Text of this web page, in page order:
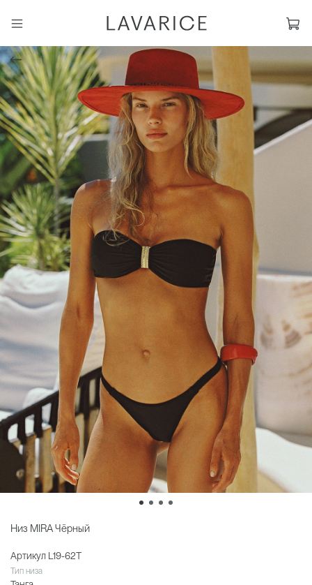
Низ MIRA Чёрный
Тип низа
Артикул L19-62T